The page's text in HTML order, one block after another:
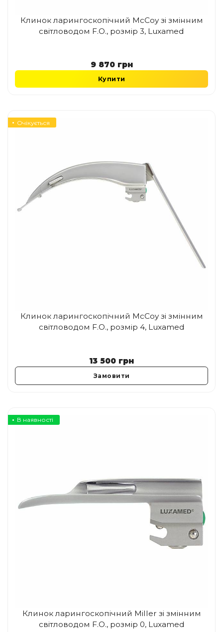
Клинок ларингоскопічний McCoy зі змінним
світловодом F.O., розмір 3, Luxamed
9 870 грн
Купити
Очікується
Клинок ларингоскопічний McCoy зі змінним
світловодом F.O., розмір 4, Luxamed
13 500 грн
Замовити
В наявності
Клинок ларингоскопічний Miller зі змінним
світловодом F.O., розмір 0, Luxamed